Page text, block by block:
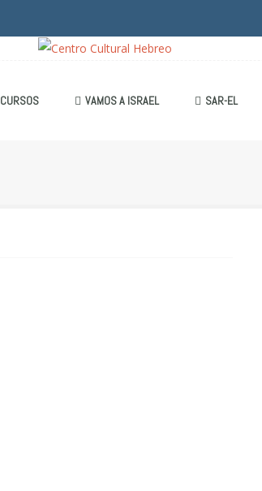
CURSOS VAMOS A ISRAEL SAR-EL